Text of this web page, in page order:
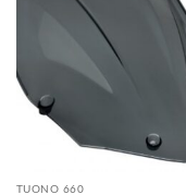
TUONO 660